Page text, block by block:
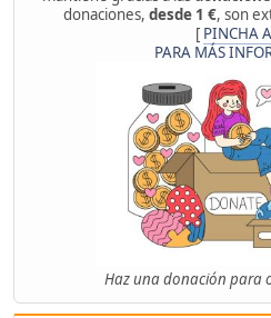
donaciones, desde 1 €, son
[ PINCHA
PARA MÁS
Haz una donación para